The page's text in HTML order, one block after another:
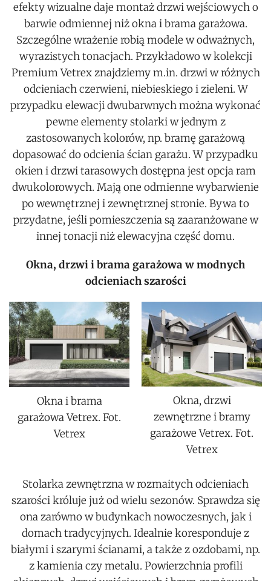
efekty wizualne daje montaż drzwi wejściowych o
barwie odmiennej niż okna i brama garażowa.
Szczególne wrażenie robią modele w odważnych,
wyrazistych tonacjach. Przykładowo w kolekcji
Premium Vetrex znajdziemy m.in. drzwi w różnych
odcieniach czerwieni, niebieskiego i zieleni. W
przypadku elewacji dwubarwnych można wykonać
pewne elementy stolarki w jednym z
zastosowanych kolorów, np. bramę garażową
dopasować do odcienia ścian garażu. W przypadku
okien i drzwi tarasowych dostępna jest opcja ram
dwukolorowych. Mają one odmienne wybarwienie
po wewnętrznej i zewnętrznej stronie. Bywa to
przydatne, jeśli pomieszczenia są zaaranżowane w
innej tonacji niż elewacyjna część domu.
Okna, drzwi i brama garażowa w modnych
odcieniach szarości
Okna i brama
garażowa Vetrex. Fot.
Vetrex
Okna, drzwi
zewnętrzne i bramy
garażowe Vetrex. Fot.
Vetrex
Stolarka zewnętrzna w rozmaitych odcieniach
szarości króluje już od wielu sezonów. Sprawdza się
ona zarówno w budynkach nowoczesnych, jak i
domach tradycyjnych. Idealnie koresponduje z
białymi i szarymi ścianami, a także z ozdobami, np.
z kamienia czy metalu. Powierzchnia profili